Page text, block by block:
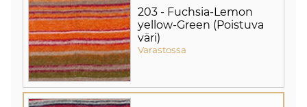
203 - Fuchsia-Lemon
yellow-Green (Poistuva
väri)
Varastossa